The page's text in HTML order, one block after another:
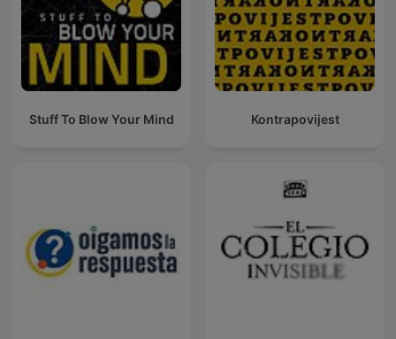
Stuff To Blow Your Mind Kontrapovijest